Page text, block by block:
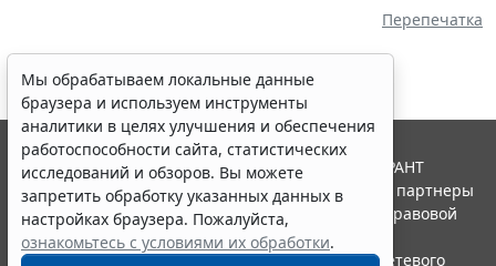
Перепечатка
Мы обрабатываем локальные данные
браузера и используем инструменты
аналитики в целях улучшения и обеспечения
работоспособности сайта, статистических
исследований и обзоров. Вы можете
запретить обработку указанных данных в
настройках браузера. Пожалуйста,
ознакомьтесь с условиями их обработки.
© ООО "НПП "ГАРАНТ-СЕРВИС", 2026. Система ГАРАНТ
выпускается с 1990 года. Компания "Гарант" и ее партнеры
являются участниками Российской ассоциации правовой
информации ГАРАНТ.
Портал ГАРАНТ.РУ зарегистрирован в качестве сетевого